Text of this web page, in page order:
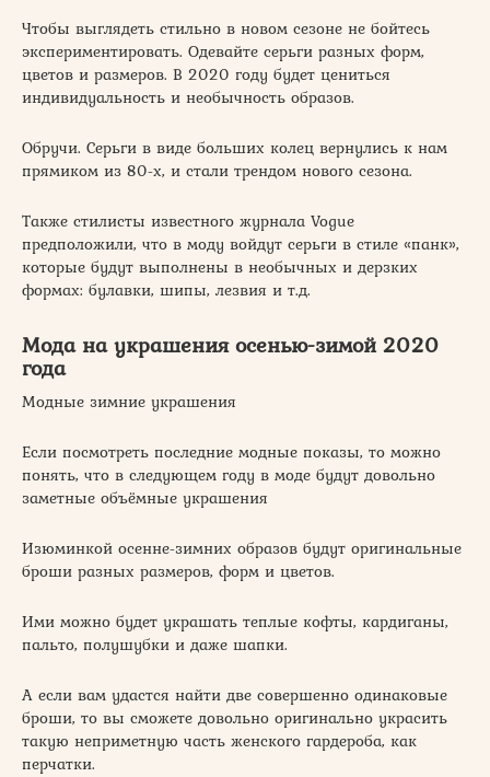
Чтобы выглядеть стильно в новом сезоне не бойтесь
экспериментировать. Одевайте серьги разных форм,
цветов и размеров. В 2020 году будет цениться
индивидуальность и необычность образов.
Обручи. Серьги в виде больших колец вернулись к нам
прямиком из 80-х, и стали трендом нового сезона.
Также стилисты известного журнала Vogue
предположили, что в моду войдут серьги в стиле «панк»,
которые будут выполнены в необычных и дерзких
формах: булавки, шипы, лезвия и т.д.
Мода на украшения осенью-зимой 2020
года
Модные зимние украшения
Если посмотреть последние модные показы, то можно
понять, что в следующем году в моде будут довольно
заметные объёмные украшения
Изюминкой осенне-зимних образов будут оригинальные
броши разных размеров, форм и цветов.
Ими можно будет украшать теплые кофты, кардиганы,
пальто, полушубки и даже шапки.
А если вам удастся найти две совершенно одинаковые
броши, то вы сможете довольно оригинально украсить
такую неприметную часть женского гардероба, как
перчатки.